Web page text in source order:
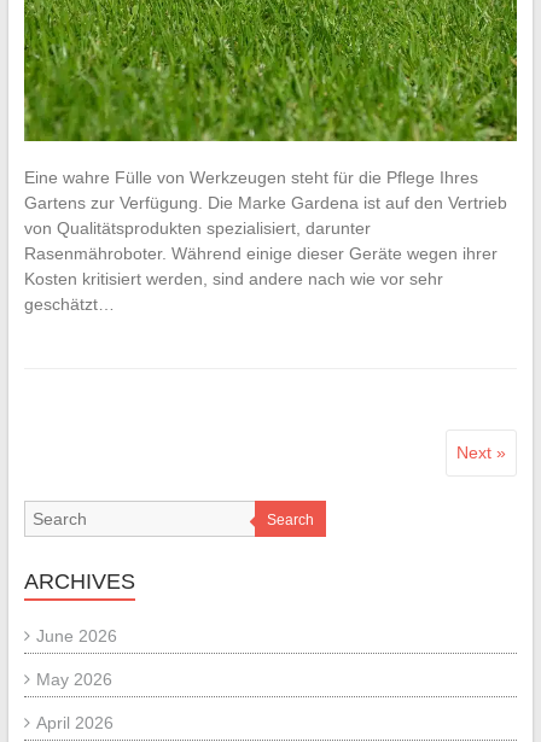
Eine wahre Fülle von Werkzeugen steht für die Pflege Ihres
Gartens zur Verfügung. Die Marke Gardena ist auf den Vertrieb
von Qualitätsprodukten spezialisiert, darunter
Rasenmähroboter. Während einige dieser Geräte wegen ihrer
Kosten kritisiert werden, sind andere nach wie vor sehr
geschätzt…
Next »
Search
ARCHIVES
June 2026
May 2026
April 2026